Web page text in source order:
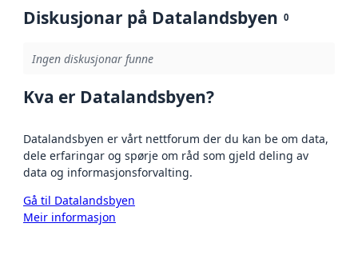
Diskusjonar på Datalandsbyen 0
Ingen diskusjonar funne
Kva er Datalandsbyen?
Datalandsbyen er vårt nettforum der du kan be om data,
dele erfaringar og spørje om råd som gjeld deling av
data og informasjonsforvalting.
Gå til Datalandsbyen
Meir informasjon